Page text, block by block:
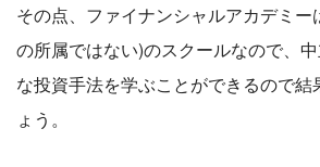
その点、ファイナンシャルアカデミー
の所属ではない)のスクールなので、
な投資手法を学ぶことができるので結
ょう。